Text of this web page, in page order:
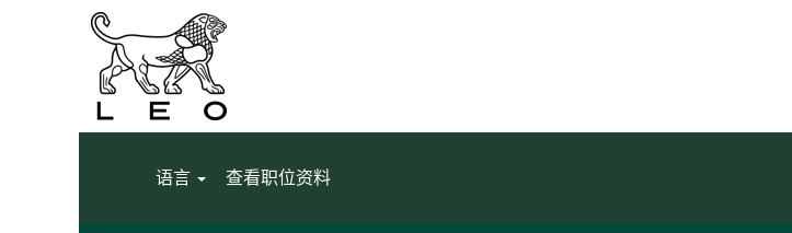
语言 查看职位资料
主页
搜索结果：
显示更多选项